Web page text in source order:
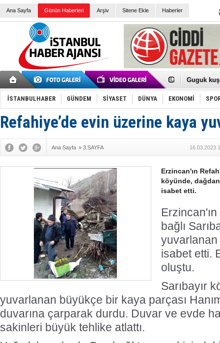
Ana Sayfa Günün Haberleri Arşiv Sitene Ekle Haberler
Türk
Guguk
Sneaker
Erkek
Tommy
Kayyum
Ankara
Erdoğan:
İtalyan
Ece
3
İSTANBULHABER GÜNDEM SİYASET DÜNYA EKONOMİ
Refahiye’de evin üzerine kaya
Ana Sayfa » 3.SAYFA 16.03.2023
Erzincan'ın
köyünde,
isabet etti.
bağlı
yuvarlanan
isabet etti.
oluştu.
Sarıbayır
yuvarlanan büyükçe bir kaya parçası
duvarına çarparak durdu. Duvar ve evde
sakinleri büyük tehlike atlattı.